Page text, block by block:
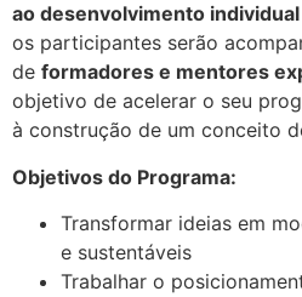
ao desenvolvimento
os participantes serão
de formadores e mentores
objetivo de acelerar o seu
à construção de um conceito
Objetivos do Programa:
Transformar ideias em
e sustentáveis
Trabalhar o